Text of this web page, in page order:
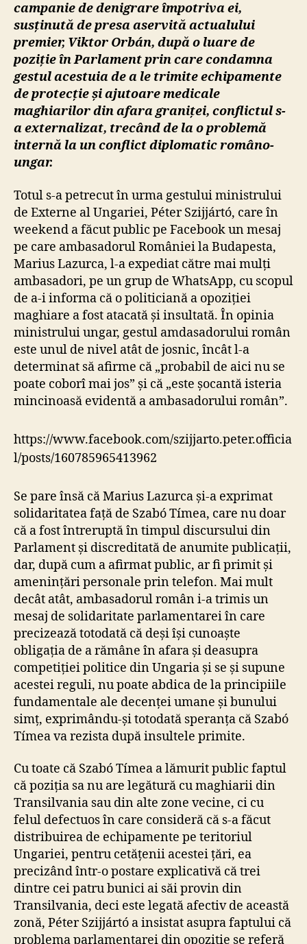
campanie de denigrare împotriva ei,
susținută de presa aservită actualului
premier, Viktor Orbán, după o luare de
poziție în Parlament prin care condamna
gestul acestuia de a le trimite echipamente
de protecție și ajutoare medicale
maghiarilor din afara graniței, conflictul s-
a externalizat, trecând de la o problemă
internă la un conflict diplomatic româno-
ungar.
Totul s-a petrecut în urma gestului ministrului
de Externe al Ungariei, Péter Szijjártó, care în
weekend a făcut public pe Facebook un mesaj
pe care ambasadorul României la Budapesta,
Marius Lazurca, l-a expediat către mai mulți
ambasadori, pe un grup de WhatsApp, cu scopul
de a-i informa că o politiciană a opoziției
maghiare a fost atacată și insultată. În opinia
ministrului ungar, gestul amdasadorului român
este unul de nivel atât de josnic, încât l-a
determinat să afirme că „probabil de aici nu se
poate coborî mai jos” și că „este șocantă isteria
mincinoasă evidentă a ambasadorului român”.
https://www.facebook.com/szijjarto.peter.officia
l/posts/160785965413962
Se pare însă că Marius Lazurca și-a exprimat
solidaritatea față de Szabó Tímea, care nu doar
că a fost întreruptă în timpul discursului din
Parlament și discreditată de anumite publicații,
dar, după cum a afirmat public, ar fi primit și
amenințări personale prin telefon. Mai mult
decât atât, ambasadorul român i-a trimis un
mesaj de solidaritate parlamentarei în care
precizează totodată că deși își cunoaște
obligația de a rămâne în afara și deasupra
competiției politice din Ungaria și se și supune
acestei reguli, nu poate abdica de la principiile
fundamentale ale decenței umane și bunului
simț, exprimându-și totodată speranța că Szabó
Tímea va rezista după insultele primite.
Cu toate că Szabó Tímea a lămurit public faptul
că poziția sa nu are legătură cu maghiarii din
Transilvania sau din alte zone vecine, ci cu
felul defectuos în care consideră că s-a făcut
distribuirea de echipamente pe teritoriul
Ungariei, pentru cetățenii acestei țări, ea
precizând într-o postare explicativă că trei
dintre cei patru bunici ai săi provin din
Transilvania, deci este legată afectiv de această
zonă, Péter Szijjártó a insistat asupra faptului că
problema parlamentarei din opoziție se referă